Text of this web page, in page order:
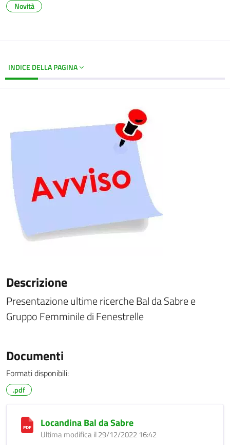
Novità
INDICE DELLA PAGINA
Descrizione
Presentazione ultime ricerche Bal da Sabre e
Gruppo Femminile di Fenestrelle
Documenti
Formati disponibili:
.pdf
Locandina Bal da Sabre
Ultima modifica il 29/12/2022 16:42